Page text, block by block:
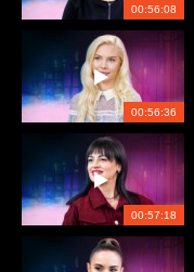
00:56:08
00:56:36
00:57:18